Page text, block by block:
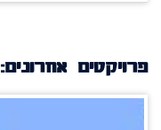
פרויקטים אחרונים: